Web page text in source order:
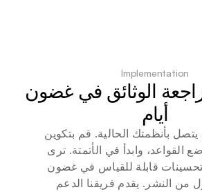
Implementation
أيام